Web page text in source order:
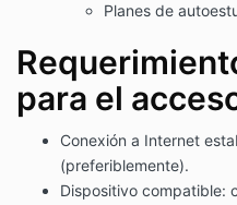
Planes de
para el
Conexión a Internet
(preferiblemente).
Dispositivo compatible: